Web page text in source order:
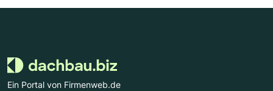
Ein Portal von Firmenweb.de